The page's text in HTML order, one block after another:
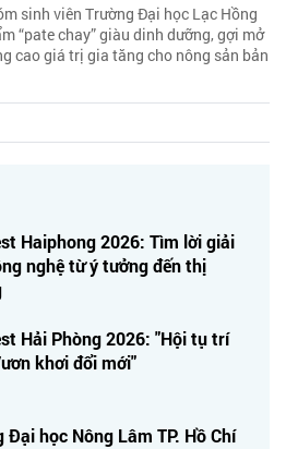
sinh viên Trường Đại học Lạc Hồng
“pate chay” giàu dinh dưỡng, gợi mở
cao giá trị gia tăng cho nông sản bản
Haiphong 2026: Tìm lời giải
nghệ từ ý tưởng đến thị
Hải Phòng 2026: "Hội tụ trí
khơi đổi mới"
Đại học Nông Lâm TP. Hồ Chí